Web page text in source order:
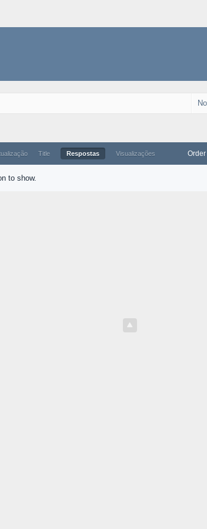
Title Respostas Visualizações Order
to show.